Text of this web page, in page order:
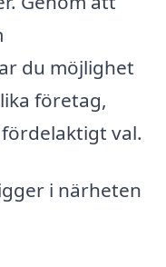
du möjlighet
företag,
val.
i närheten